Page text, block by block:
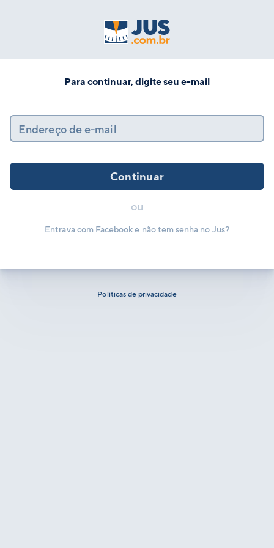
Para continuar, digite seu e-mail
Endereço de e-mail
Continuar
ou
Entrava com Facebook e não tem senha no Jus?
Políticas de privacidade